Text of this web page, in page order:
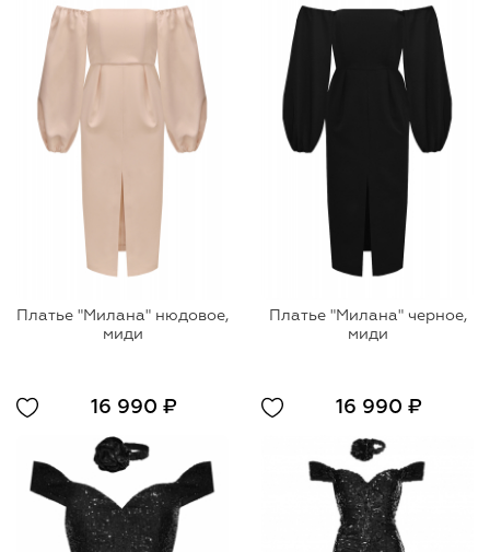
Платье "Милана" нюдовое,
миди
16 990 ₽
Платье "Милана" черное,
миди
16 990 ₽